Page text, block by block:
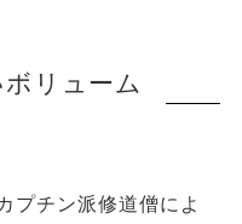
リューム
プチン派修道僧によ